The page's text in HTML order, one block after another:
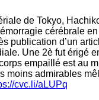
de Tokyo,
cérébrale
publication d’un
Une 2è fut érigé
empaillé est au
moins admirables
cvc.li/aLUPq